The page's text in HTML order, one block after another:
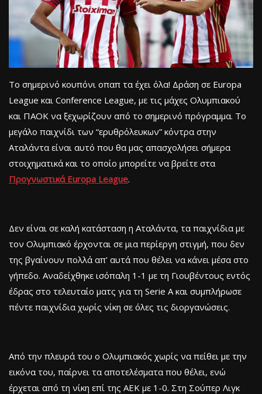
Το σημερινό κουπόνι οπαπ τα έχει όλα! Δράση σε Europa
League και Conference League, με τις μάχες Ολυμπιακού
και ΠΑΟΚ να ξεχωρίζουν από το σημερινό πρόγραμμα. Το
μεγάλο παιχνίδι των “ερυθρόλευκων” κόντρα στην
Αταλάντα είναι αυτό που θα μας απασχολήσει σήμερα
στοιχηματικά και το οποίο μπορείτε να βρείτε στα
Προγνωστικά Europa League.
Δεν είναι σε καλή κατάσταση η Αταλάντα, τα παιχνίδια με
τον Ολυμπιακό έρχονται σε μια περίεργη στιγμή, που δεν
της βγαίνουν πολλά απ’ αυτά που θέλει να κάνει μέσα στο
γήπεδο. Αναδείχθηκε ισόπαλη 1-1 με τη Γιουβέντους εντός
έδρας στο τελευταίο ματς για τη Serie A και συμπλήρωσε
πέντε παιχνίδια χωρίς νίκη σε όλες τις διοργανώσεις.
Από την πλευρά του ο Ολυμπιακός χωρίς να πείθει με την
εικόνα του, παίρνει τα αποτελέσματα που θέλει, ενώ
έρχεται από τη νίκη επί της ΑΕΚ με 1-0. Στη Σούπερ Λιγκ